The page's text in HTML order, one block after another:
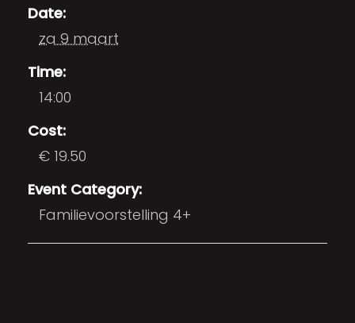
Date:
za 9 maart
Time:
14:00
Cost:
€ 19.50
Event Category:
Familievoorstelling 4+